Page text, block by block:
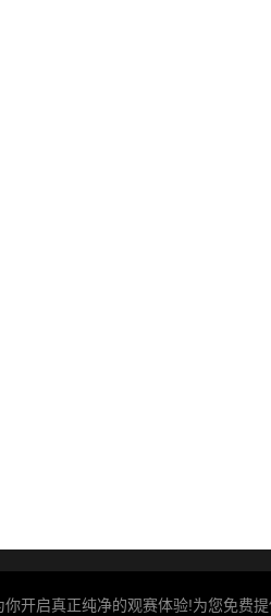
你开启真正纯净的观赛体验!为您免费